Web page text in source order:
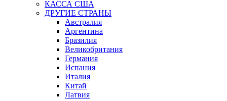
КАССА США
ДРУГИЕ СТРАНЫ
Австралия
Аргентина
Бразилия
Великобритания
Германия
Испания
Италия
Китай
Латвия